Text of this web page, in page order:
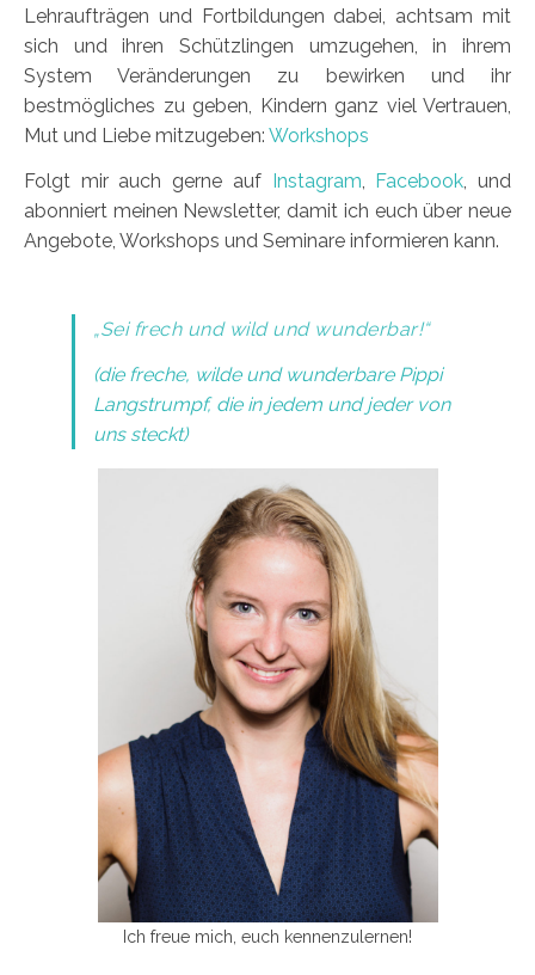
Lehraufträgen und Fortbildungen dabei, achtsam mit
sich und ihren Schützlingen umzugehen, in ihrem
System Veränderungen zu bewirken und ihr
bestmögliches zu geben, Kindern ganz viel Vertrauen,
Mut und Liebe mitzugeben: Workshops
Folgt mir auch gerne auf Instagram, Facebook, und
abonniert meinen Newsletter, damit ich euch über neue
Angebote, Workshops und Seminare informieren kann.
„Sei frech und wild und wunderbar!“
(die freche, wilde und wunderbare Pippi
Langstrumpf, die in jedem und jeder von
uns steckt)
Ich freue mich, euch kennenzulernen!